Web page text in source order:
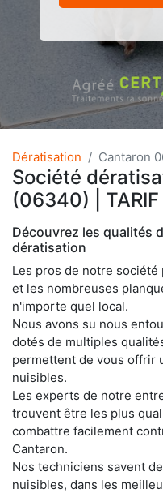
Dératisation Cantaron
Société
(06340) | TARIF
Découvrez les qualités
dératisation
Les pros de notre
et les nombreuses
n'importe quel local.
Nous avons su nous
dotés de multiples
permettent de vous offrir
nuisibles.
Les experts de notre
trouvent être les plus
combattre facilement
Cantaron.
Nos techniciens savent
nuisibles, dans les